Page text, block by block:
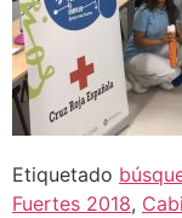
Etiquetado
Fuertes 2018,